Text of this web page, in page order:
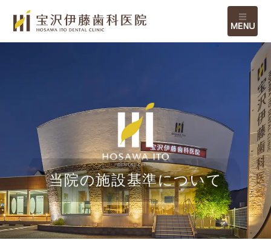
当院の施設基準について